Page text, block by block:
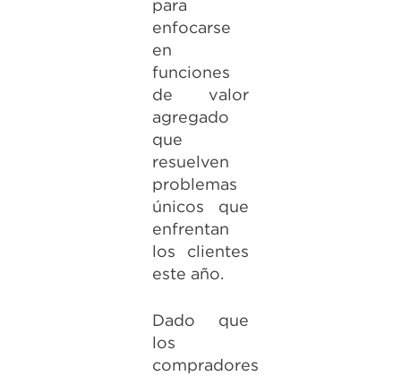
para
enfocarse
en
funciones
de valor
agregado
que
resuelven
problemas
únicos que
enfrentan
los clientes
este año.
Dado que
los
compradores